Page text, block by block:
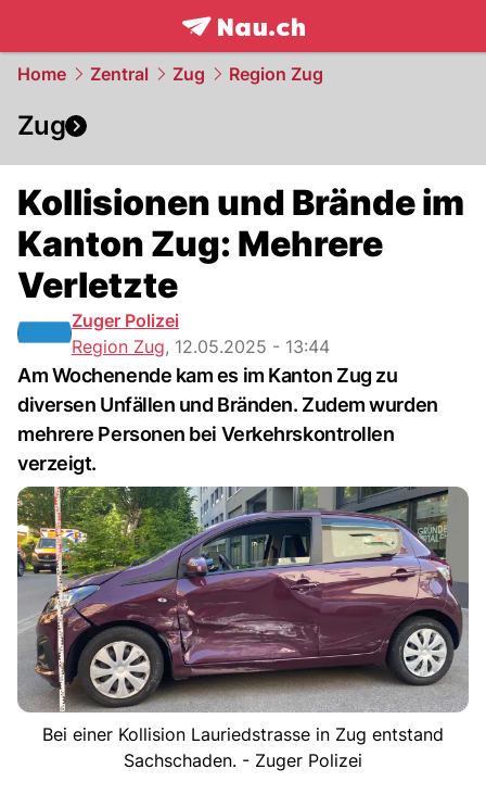
frontpage.NAU.ch
Home Zentral Zug Region Zug
Zug
Kollisionen und Brände im
Kanton Zug: Mehrere
Verletzte
Zuger Polizei
Region Zug, 12.05.2025 - 13:44
Am Wochenende kam es im Kanton Zug zu
diversen Unfällen und Bränden. Zudem wurden
mehrere Personen bei Verkehrskontrollen
verzeigt.
Bei einer Kollision Lauriedstrasse in Zug entstand
Sachschaden. - Zuger Polizei